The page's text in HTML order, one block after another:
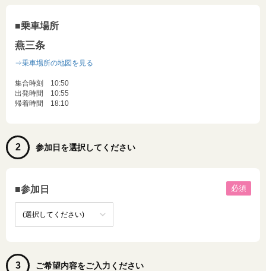
■乗車場所
燕三条
⇒乗車場所の地図を見る
集合時刻 10:50
出発時間 10:55
帰着時間 18:10
2 参加日を選択してください
■参加日 必須
3 ご希望内容をご入力ください